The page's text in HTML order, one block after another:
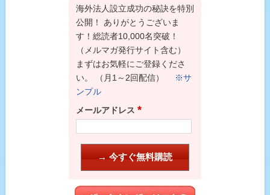
海外法人設立成功の秘訣を特別
公開！ ありがとうございま
す！総読者10,000名突破！
（メルマガ発行サイト含む）
まずはお気軽にご登録くださ
い。 （月1～2回配信）
※サ
ンプル
メールアドレス *